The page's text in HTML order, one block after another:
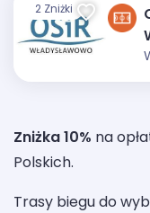
2 Zniżki
Zniżka 10% na
Polskich.
Trasy biegu do